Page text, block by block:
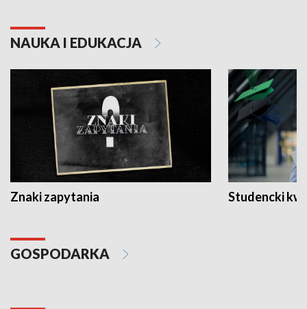
NAUKA I EDUKACJA
Znaki zapytania Studencki
GOSPODARKA